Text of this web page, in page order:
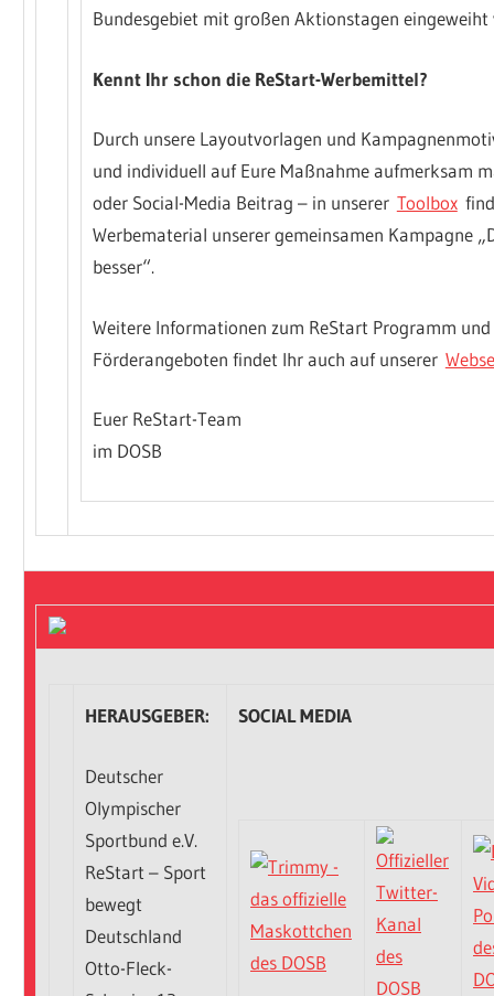
Bundesgebiet mit großen Aktionstagen eingeweiht
Kennt Ihr schon die ReStart-Werbemittel?
Durch unsere Layoutvorlagen und
und individuell auf Eure Maßnahme aufmerksam
oder Social-Media Beitrag – in unserer Toolbox
Werbematerial unserer gemeinsamen Kampagne
besser“.
Weitere Informationen zum ReStart Programm und
Förderangeboten findet Ihr auch auf unserer
Euer ReStart-Team
im DOSB
HERAUSGEBER:
Deutscher
Olympischer
Sportbund e.V.
ReStart – Sport
bewegt
Deutschland
Otto-Fleck-
SOCIAL MEDIA